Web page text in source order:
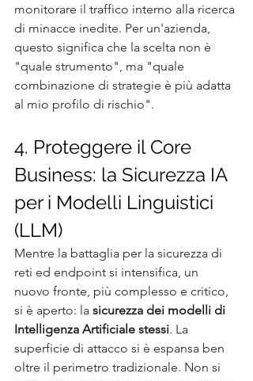
monitorare il traffico interno alla ricerca
di minacce inedite. Per un'azienda,
questo significa che la scelta non è
"quale strumento", ma "quale
combinazione di strategie è più adatta
al mio profilo di rischio".
4. Proteggere il Core
Business: la Sicurezza IA
per i Modelli Linguistici
(LLM)
Mentre la battaglia per la sicurezza di
reti ed endpoint si intensifica, un
nuovo fronte, più complesso e critico,
si è aperto: la sicurezza dei modelli di
Intelligenza Artificiale stessi. La
superficie di attacco si è espansa ben
oltre il perimetro tradizionale. Non si